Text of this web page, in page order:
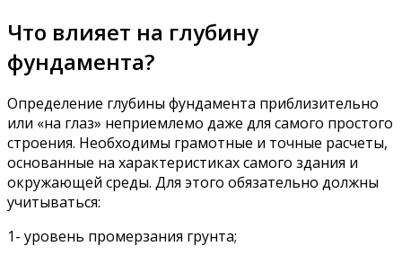
Что влияет на глубину
фундамента?
Определение глубины фундамента приблизительно
или «на глаз» неприемлемо даже для самого простого
строения. Необходимы грамотные и точные расчеты,
основанные на характеристиках самого здания и
окружающей среды. Для этого обязательно должны
учитываться:
1- уровень промерзания грунта;